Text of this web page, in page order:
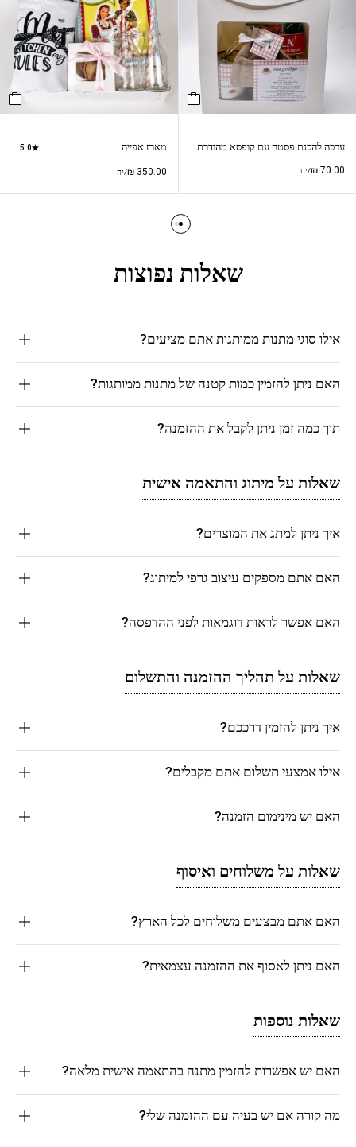
ערכה להכנת פסטה עם קופסא מהודרת
₪ 70.00 /יח
מארז אפייה 5.0
₪350.00 /יח
שאלות נפוצות
אילו סוגי מתנות ממותגות אתם מציעים?
האם ניתן להזמין כמות קטנה של מתנות ממותגות?
תוך כמה זמן ניתן לקבל את ההזמנה?
שאלות על מיתוג והתאמה אישית
איך ניתן למתג את המוצרים?
האם אתם מספקים עיצוב גרפי למיתוג?
האם אפשר לראות דוגמאות לפני ההדפסה?
שאלות על תהליך ההזמנה והתשלום
איך ניתן להזמין דרככם?
אילו אמצעי תשלום אתם מקבלים?
האם יש מינימום הזמנה?
שאלות על משלוחים ואיסוף
האם אתם מבצעים משלוחים לכל הארץ?
האם ניתן לאסוף את ההזמנה עצמאית?
שאלות נוספות
האם יש אפשרות להזמין מתנה בהתאמה אישית מלאה?
מה קורה אם יש בעיה עם ההזמנה שלי?